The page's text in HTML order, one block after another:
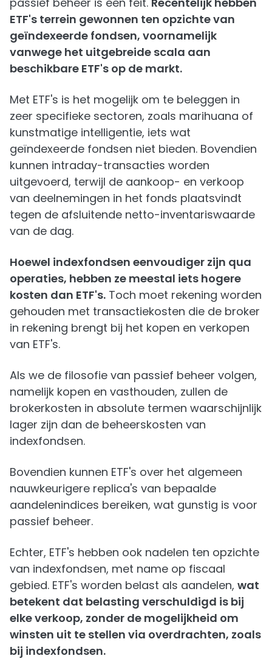
ETF's terrein gewonnen ten opzichte van
geïndexeerde fondsen, voornamelijk
vanwege het uitgebreide scala aan
beschikbare ETF's op de markt.
Met ETF's is het mogelijk om te beleggen in
zeer specifieke sectoren, zoals marihuana of
kunstmatige intelligentie, iets wat
geïndexeerde fondsen niet bieden. Bovendien
kunnen intraday-transacties worden
uitgevoerd, terwijl de aankoop- en verkoop
van deelnemingen in het fonds plaatsvindt
tegen de afsluitende netto-inventariswaarde
van de dag.
Hoewel indexfondsen eenvoudiger zijn qua
operaties, hebben ze meestal iets hogere
kosten dan ETF's. Toch moet rekening worden
gehouden met transactiekosten die de broker
in rekening brengt bij het kopen en verkopen
van ETF's.
Als we de filosofie van passief beheer volgen,
namelijk kopen en vasthouden, zullen de
brokerkosten in absolute termen waarschijnlijk
lager zijn dan de beheerskosten van
indexfondsen.
Bovendien kunnen ETF's over het algemeen
nauwkeurigere replica's van bepaalde
aandelenindices bereiken, wat gunstig is voor
passief beheer.
Echter, ETF's hebben ook nadelen ten opzichte
van indexfondsen, met name op fiscaal
gebied. ETF's worden belast als aandelen, wat
betekent dat belasting verschuldigd is bij
elke verkoop, zonder de mogelijkheid om
winsten uit te stellen via overdrachten, zoals
bij indexfondsen.